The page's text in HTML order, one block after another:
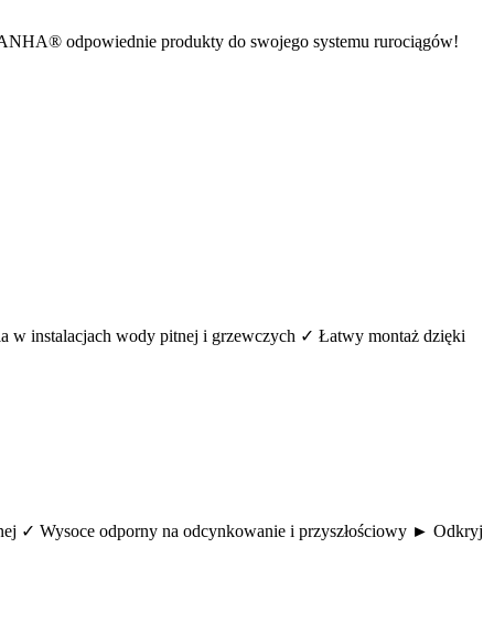
odpowiednie produkty do swojego systemu rurociągów!
w instalacjach wody pitnej i grzewczych ✓ Łatwy montaż dzięki
✓ Wysoce odporny na odcynkowanie i przyszłościowy ► Odkryj